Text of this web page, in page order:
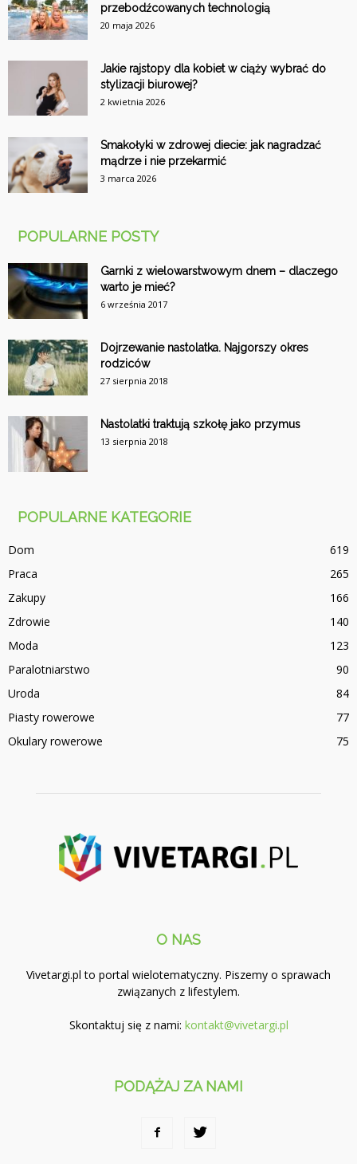
przebodźcowanych technologią
20 maja 2026
Jakie rajstopy dla kobiet w ciąży wybrać do
stylizacji biurowej?
2 kwietnia 2026
Smakołyki w zdrowej diecie: jak nagradzać
mądrze i nie przekarmić
3 marca 2026
POPULARNE POSTY
Garnki z wielowarstwowym dnem – dlaczego
warto je mieć?
6 września 2017
Dojrzewanie nastolatka. Najgorszy okres
rodziców
27 sierpnia 2018
Nastolatki traktują szkołę jako przymus
13 sierpnia 2018
POPULARNE KATEGORIE
Dom
619
Praca
265
Zakupy
166
Zdrowie
140
Moda
123
Paralotniarstwo
90
Uroda
84
Piasty rowerowe
77
Okulary rowerowe
75
O NAS
Vivetargi.pl to portal wielotematyczny. Piszemy o sprawach
związanych z lifestylem.
Skontaktuj się z nami: kontakt@vivetargi.pl
PODĄŻAJ ZA NAMI